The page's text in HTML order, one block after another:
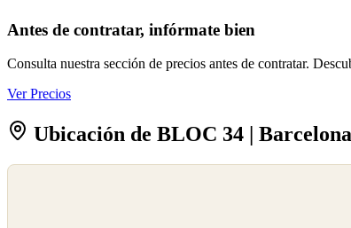
Antes de contratar, infórmate bien
Consulta nuestra sección de precios antes de contratar.
Ver Precios
Ubicación de BLOC 34 | Barcelona